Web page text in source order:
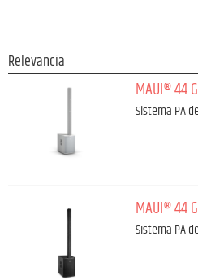
MAUI® 44
Sistema PA
MAUI® 44
Sistema PA